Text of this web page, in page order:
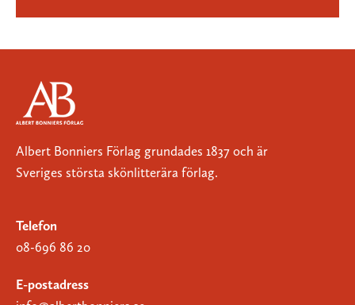
Albert Bonniers Förlag grundades 1837 och är
Sveriges största skönlitterära förlag.
Telefon
08-696 86 20
E-postadress